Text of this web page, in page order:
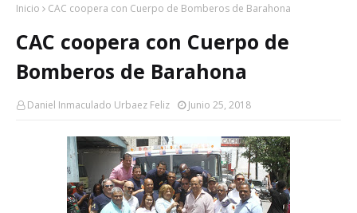
Inicio CAC coopera con Cuerpo de Bomberos de Barahona
CAC coopera con Cuerpo de
Bomberos de Barahona
Daniel Inmaculado Urbaez Feliz Junio 25, 2018